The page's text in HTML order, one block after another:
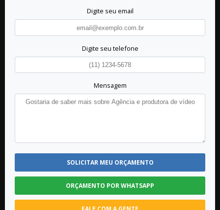
Digite seu email
Digite seu telefone
Mensagem
SOLICITAR MEU ORÇAMENTO
ORÇAMENTO POR WHATSAPP